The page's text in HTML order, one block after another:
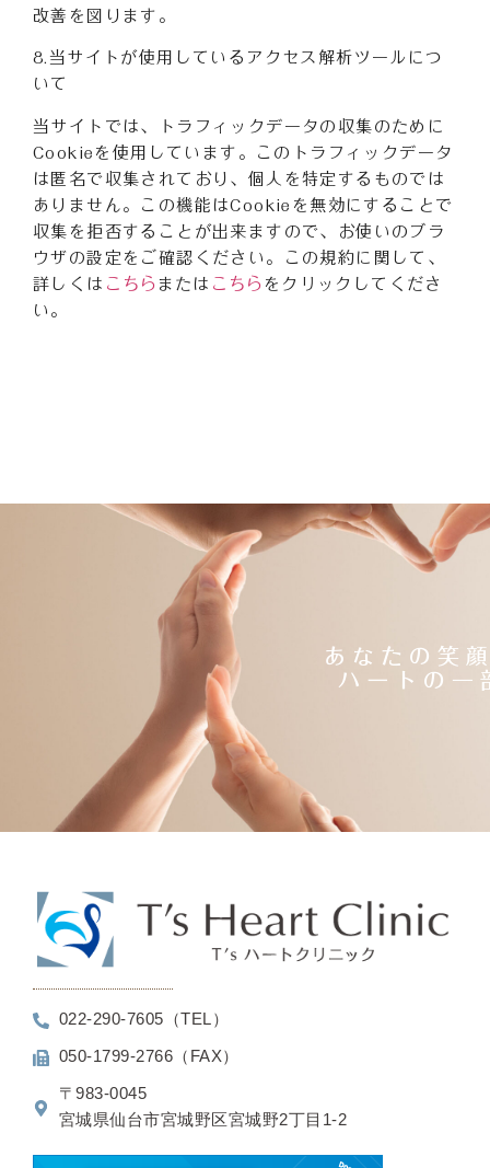
改善を図ります。
8.当サイトが使用しているアクセス解析ツールにつ
いて
当サイトでは、トラフィックデータの収集のために
Cookieを使用しています。このトラフィックデータ
は匿名で収集されており、個人を特定するものでは
ありません。この機能はCookieを無効にすることで
収集を拒否することが出来ますので、お使いのブラ
ウザの設定をご確認ください。この規約に関して、
詳しくは こちら または こちら をクリックしてくださ
い。
あなたの笑
ハートの一
022-290-7605（TEL）
050-1799-2766（FAX）
〒983-0045
宮城県仙台市宮城野区宮城野2丁目1-2